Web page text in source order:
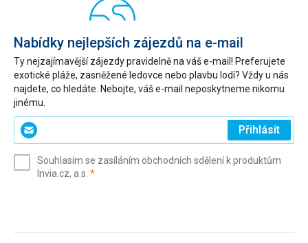
Nabídky nejlepších zájezdů na e-mail
Ty nejzajímavější zájezdy pravidelně na váš e-mail! Preferujete
exotické pláže, zasněžené ledovce nebo plavbu lodí? Vždy u nás
najdete, co hledáte. Nebojte, váš e-mail neposkytneme nikomu
jinému.
Zadejte
svůj
(povinné)
Přihlásit
Souhlasím se zasíláním obchodních sdělení k produktům
Invia.cz, a.s. *(povinné)